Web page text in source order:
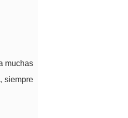
muchas
siempre